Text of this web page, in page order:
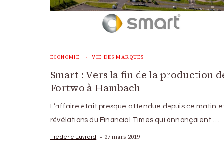
ECONOMIE VIE DES MARQUES
Smart : Vers la fin de la production
Fortwo à Hambach
L’affaire était presque attendue depuis ce matin
révélations du Financial Times qui annonçaient …
Frédéric Euvrard 27 mars 2019